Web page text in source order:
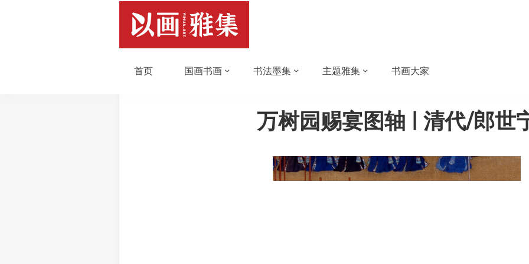
首页 国画书画 书法墨集 主题雅集 书画大家
万树园赐宴图轴 | 清代/郎世